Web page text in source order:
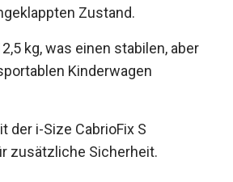
Zustand.
kg, was einen stabilen, aber
Kinderwagen
der i-Size CabrioFix S
zusätzliche Sicherheit.